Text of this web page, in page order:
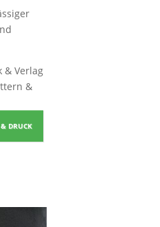
& Verlag
&
DRUCK